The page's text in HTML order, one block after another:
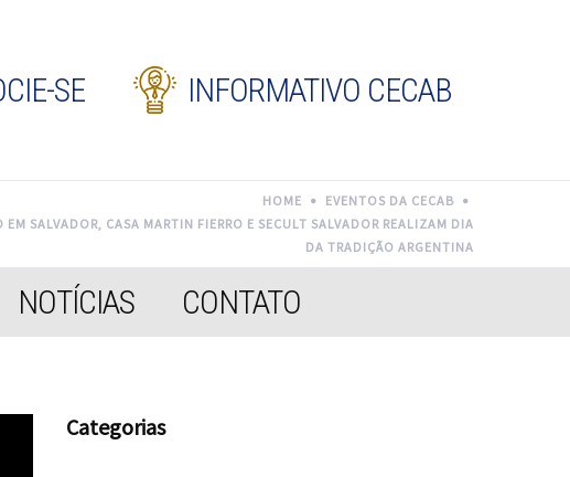
SE INFORMATIVO CECAB
HOME
EVENTOS DA CECAB
SALVADOR, CASA MARTIN FIERRO E SECULT SALVADOR REALIZAM DIA
DA TRADIÇÃO ARGENTINA
NOTÍCIAS CONTATO
Categorias